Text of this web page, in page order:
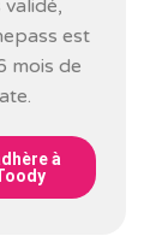
est
mois de
à